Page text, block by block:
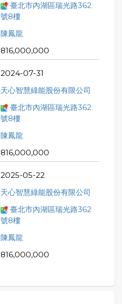
臺北市內湖區瑞光路362
號8樓
陳鳳龍
816,000,000
2024-07-31
天心智慧綠能股份有限公司
臺北市內湖區瑞光路362
號8樓
陳鳳龍
816,000,000
2025-05-22
天心智慧綠能股份有限公司
臺北市內湖區瑞光路362
號8樓
陳鳳龍
816,000,000